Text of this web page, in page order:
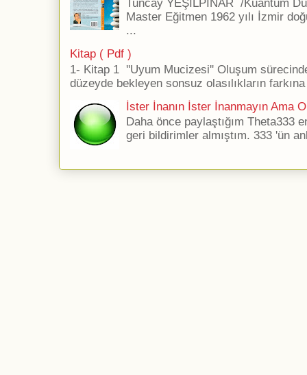
Tuncay YEŞİLPINAR /Kuantum
Master Eğitmen 1962 yılı İzmir
...
Kitap ( Pdf )
1- Kitap 1 ''Uyum Mucizesi'' Oluşum
düzeyde bekleyen sonsuz olasılıkların
İster İnanın İster İnanmayın Ama
Daha önce paylaştığım Theta333
geri bildirimler almıştım. 333 'ün